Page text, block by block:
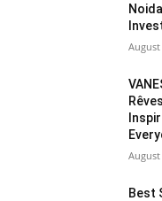
August
August
Best